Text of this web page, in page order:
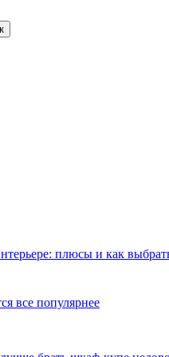
плюсы и как
все популярнее